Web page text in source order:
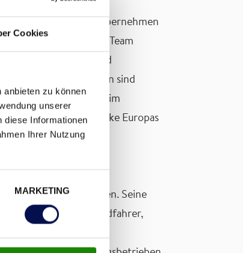
Cookies
anbieten zu können
unserer
diese Informationen
Ihrer Nutzung
MARKETING
ehemalige Lehrlinge übernehmen
der Region bei uns im Team
Tischlereitechnik und
technischen Berufen sind
ihre Eltern wurden im
modernsten Türenwerke Europas
für junge Menschen. Seine
für Mopedfahrer,
von der